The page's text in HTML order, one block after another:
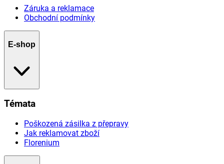
Záruka a reklamace
Obchodní podmínky
E-shop
Témata
Poškozená zásilka z přepravy
Jak reklamovat zboží
Florenium